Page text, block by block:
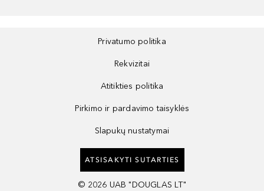
Privatumo politika
Rekvizitai
Atitikties politika
Pirkimo ir pardavimo taisyklės
Slapukų nustatymai
ATSISAKYTI SUTARTIES
© 2026 UAB "DOUGLAS LT"